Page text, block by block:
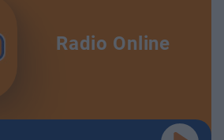
Radio Online